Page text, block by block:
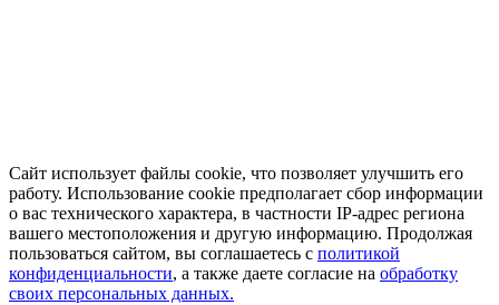
Сайт использует файлы cookie, что позволяет улучшить его
работу. Использование cookie предполагает сбор информации
о вас технического характера, в частности IP-адрес региона
вашего местоположения и другую информацию. Продолжая
пользоваться сайтом, вы соглашаетесь с политикой
конфиденциальности, а также даете согласие на обработку
своих персональных данных.